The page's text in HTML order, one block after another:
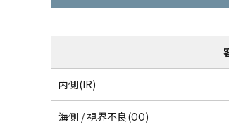
内側(IR)
海側 / 視界不良(OO)